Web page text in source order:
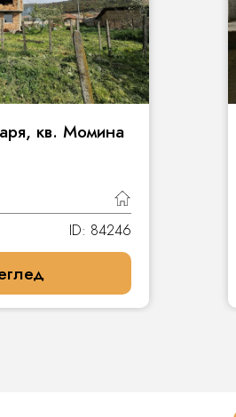
кв. Момина
ID: 84246